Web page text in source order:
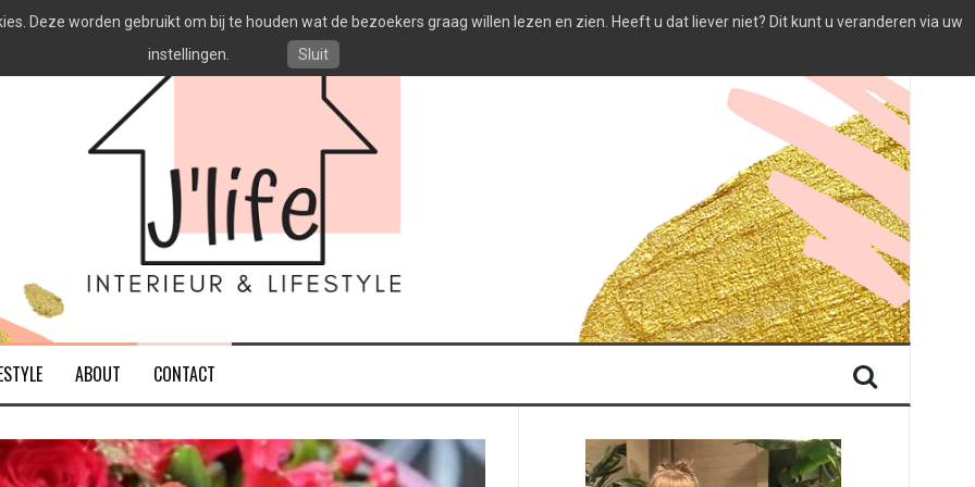
ABOUT CONTACT
Deze worden gebruikt om bij te houden wat de bezoekers graag willen lezen en zien. Heeft u dat liever niet? Dit kunt u veranderen via uw
instellingen.
Sluit